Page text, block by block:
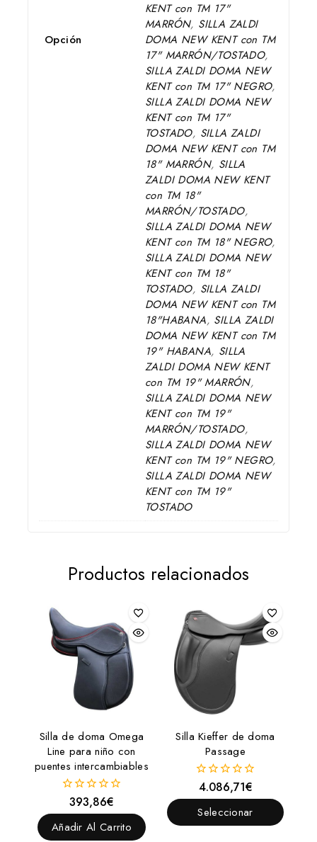
Opción
KENT con TM 17"
MARRÓN, SILLA ZALDI
DOMA NEW KENT con TM
17" MARRÓN/TOSTADO,
SILLA ZALDI DOMA NEW
KENT con TM 17" NEGRO,
SILLA ZALDI DOMA NEW
KENT con TM 17"
TOSTADO, SILLA ZALDI
DOMA NEW KENT con TM
18" MARRÓN, SILLA
ZALDI DOMA NEW KENT
con TM 18"
MARRÓN/TOSTADO,
SILLA ZALDI DOMA NEW
KENT con TM 18" NEGRO,
SILLA ZALDI DOMA NEW
KENT con TM 18"
TOSTADO, SILLA ZALDI
DOMA NEW KENT con TM
18"HABANA, SILLA ZALDI
DOMA NEW KENT con TM
19" HABANA, SILLA
ZALDI DOMA NEW KENT
con TM 19" MARRÓN,
SILLA ZALDI DOMA NEW
KENT con TM 19"
MARRÓN/TOSTADO,
SILLA ZALDI DOMA NEW
KENT con TM 19" NEGRO,
SILLA ZALDI DOMA NEW
KENT con TM 19"
TOSTADO
Productos relacionados
Silla de doma Omega
Line para niño con
puentes intercambiables
fuera
de
5
393,86€
Añadir Al Carrito
Silla Kieffer de doma
Passage
0
fuera
de
5
4.086,71€
Seleccionar